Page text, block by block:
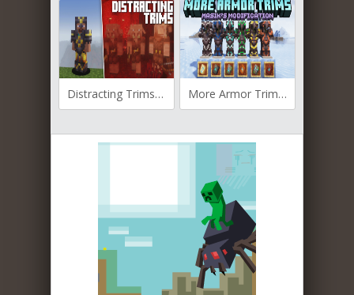
Distracting Trims для Майнкрафт [1.20.4, 1.20.2, 1.20.1] More Armor Trims для Майнкрафт [1.20.1, 1.20]